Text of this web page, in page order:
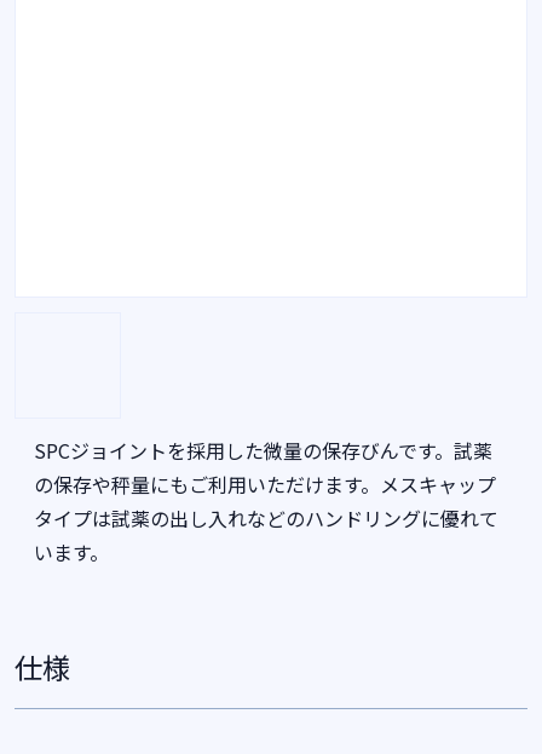
SPCジョイントを採用した微量の保存びんです。試薬
の保存や秤量にもご利用いただけます。メスキャップ
タイプは試薬の出し入れなどのハンドリングに優れて
います。
仕様